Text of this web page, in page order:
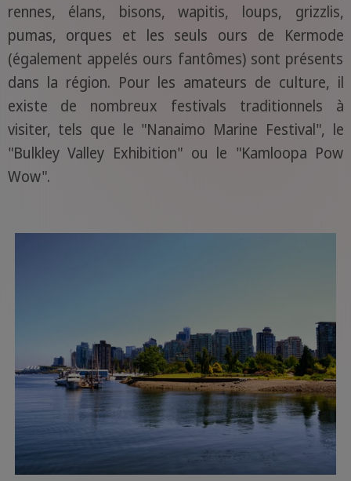
rennes, élans, bisons, wapitis, loups, grizzlis,
pumas, orques et les seuls ours de Kermode
(également appelés ours fantômes) sont présents
dans la région. Pour les amateurs de culture, il
existe de nombreux festivals traditionnels à
visiter, tels que le "Nanaimo Marine Festival", le
"Bulkley Valley Exhibition" ou le "Kamloopa Pow
Wow".